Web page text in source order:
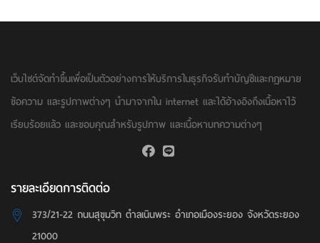
เว็บไซต์จัดทำขึ้นเพื่อเป็นตัวอย่างการให้บริการในธุรกิจรับทำบัญชีและกฏหมาย
ข้อความ และรูปภาพต่างๆ นำมาจากใน internet และได้อ้างอิงถึงเนื้อหาไว้
เรียบร้อยแล้ว และขอบคุณสำหรับรูปภาพ และเนื้อหาบทความต่างๆ
รายละเอียดการติดต่อ
373/21-22 ถนนสุขุมวิท ตำลเนินพระ อำเภอเมืองระยอง จังหวัดระยอง
21000